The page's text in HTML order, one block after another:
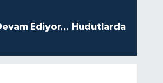
Ediyor... Hudutlarda